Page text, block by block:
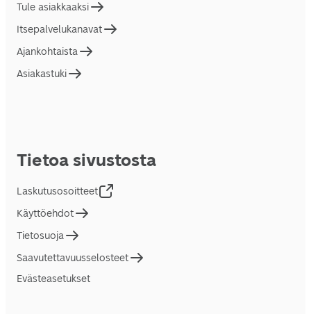
Tule asiakkaaksi
Itsepalvelukanavat
Ajankohtaista
Asiakastuki
Tietoa sivustosta
Laskutusosoitteet
Käyttöehdot
Tietosuoja
Saavutettavuusselosteet
Evästeasetukset